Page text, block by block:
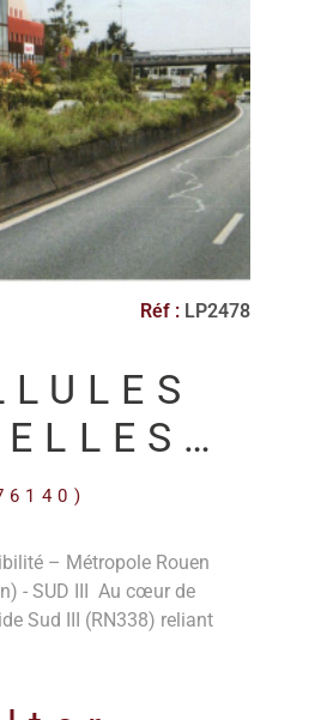
Réf : LP2478
ROUEN
– Métropole Rouen
- SUD III Au cœur de
Sud III (RN338) reliant
une accessibilité optimale